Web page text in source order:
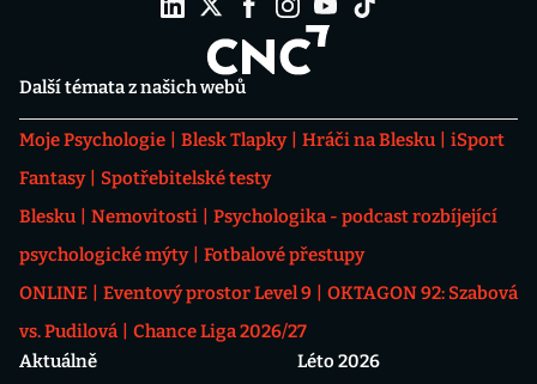
Další témata z našich webů
Moje Psychologie Blesk Tlapky Hráči na Blesku
iSport
Fantasy
Spotřebitelské testy
Blesku
Nemovitosti
Psychologika - podcast rozbíjející
psychologické mýty
Fotbalové přestupy
ONLINE
Eventový prostor Level 9
OKTAGON 92: Szabová
vs. Pudilová
Chance Liga 2026/27
Aktuálně
Léto 2026